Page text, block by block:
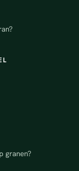
granen?